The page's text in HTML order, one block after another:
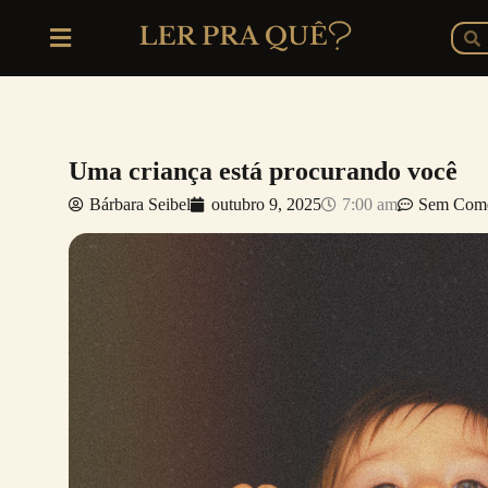
o
Uma criança está procurando você
Bárbara Seibel outubro 9, 2025 7:00 am Sem